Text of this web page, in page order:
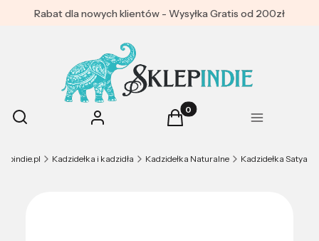
Rabat dla nowych klientów - Wysyłka Gratis od 200zł
Otwórz wyszukiwarkę
Szukaj Zaloguj się Produkty w koszyku: 0.
Koszyk Menu
Kadzidełka i kadzidła Kadzidełka Naturalne Kadzidełka Satya